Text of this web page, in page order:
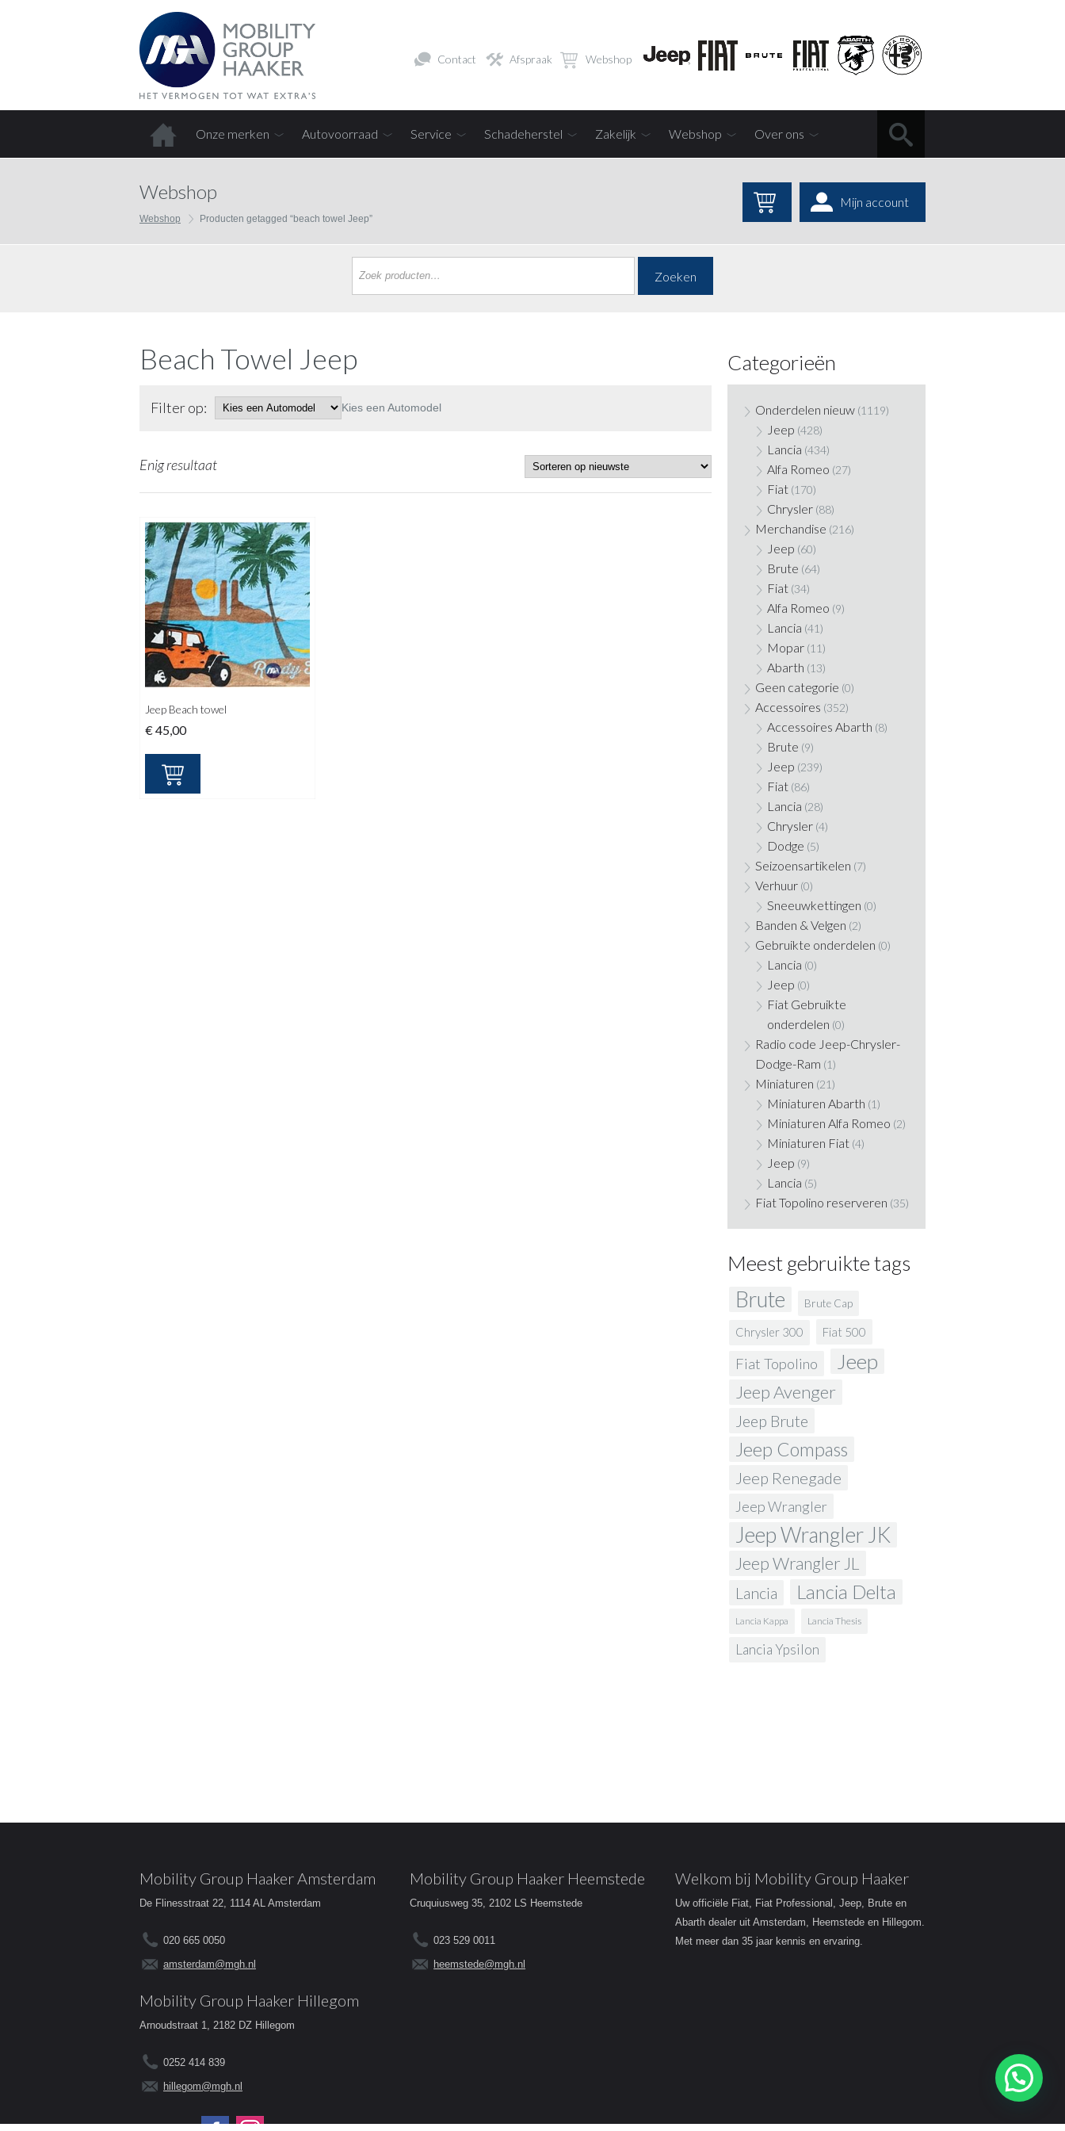
Contact Afspraak Webshop
Onze merken Autovoorraad Service Schadeherstel Zakelijk Webshop Over ons
Webshop
Webshop Producten getagged “beach towel Jeep”
Mijn account
Zoeken
Beach Towel Jeep
Filter op: Kies een Automodel
Enig resultaat
Jeep Beach towel
€45,00
Categorieën
Onderdelen nieuw (1119)
Jeep (428)
Lancia (434)
Alfa Romeo (27)
Fiat (170)
Chrysler (88)
Merchandise (216)
Jeep (60)
Brute (64)
Fiat (34)
Alfa Romeo (9)
Lancia (41)
Mopar (11)
Abarth (13)
Geen categorie (0)
Accessoires (352)
Accessoires Abarth (8)
Brute (9)
Jeep (239)
Fiat (86)
Lancia (28)
Chrysler (4)
Dodge (5)
Seizoensartikelen (7)
Verhuur (0)
Sneeuwkettingen (0)
Banden & Velgen (2)
Gebruikte onderdelen (0)
Lancia (0)
Jeep (0)
Fiat Gebruikte
onderdelen (0)
Radio code Jeep-Chrysler-
Dodge-Ram (1)
Miniaturen (21)
Miniaturen Abarth (1)
Miniaturen Alfa Romeo (2)
Miniaturen Fiat (4)
Jeep (9)
Lancia (5)
Fiat Topolino reserveren (35)
Meest gebruikte tags
Brute Brute Cap
Chrysler 300 Fiat 500
Fiat Topolino Jeep
Jeep Avenger
Jeep Brute
Jeep Compass
Jeep Renegade
Jeep Wrangler
Jeep Wrangler JK
Jeep Wrangler JL
Lancia Lancia Delta
Lancia Kappa Lancia Thesis
Lancia Ypsilon
Mobility Group Haaker Amsterdam
De Flinesstraat 22, 1114 AL Amsterdam
020 665 0050
amsterdam@mgh.nl
Mobility Group Haaker Heemstede
Cruquiusweg 35, 2102 LS Heemstede
023 529 0011
heemstede@mgh.nl
Mobility Group Haaker Hillegom
Arnoudstraat 1, 2182 DZ Hillegom
0252 414 839
hillegom@mgh.nl
Volg ons op:
Welkom bij Mobility Group Haaker
Uw officiële Fiat, Fiat Professional, Jeep, Brute en
Abarth dealer uit Amsterdam, Heemstede en Hillegom.
Met meer dan 35 jaar kennis en ervaring.